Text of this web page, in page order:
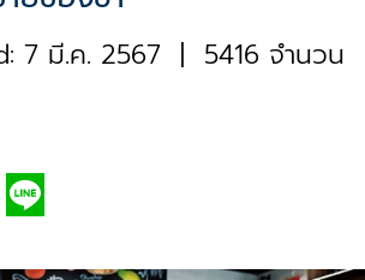
7 มี.ค. 2567 | 5416 จำนวน